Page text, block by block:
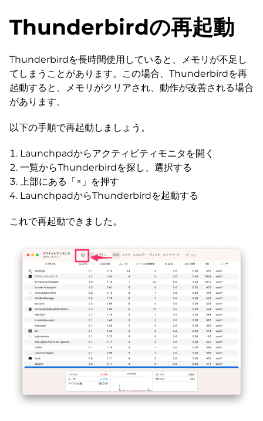
Thunderbirdの再起動
Thunderbirdを長時間使用していると、メモリが不足し
てしまうことがあります。この場合、Thunderbirdを再
起動すると、メモリがクリアされ、動作が改善される場合
があります。
以下の手順で再起動しましょう。
Launchpadからアクティビティモニタを開く
一覧からThunderbirdを探し、選択する
上部にある「×」を押す
LaunchpadからThunderbirdを起動する
これで再起動できました。